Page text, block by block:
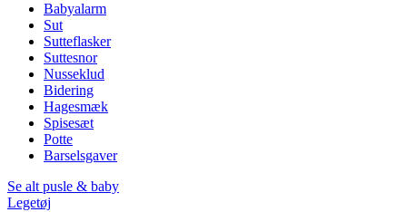
Babyalarm
Sut
Sutteflasker
Suttesnor
Nusseklud
Bidering
Hagesmæk
Spisesæt
Potte
Barselsgaver
Se alt pusle & baby
Legetøj